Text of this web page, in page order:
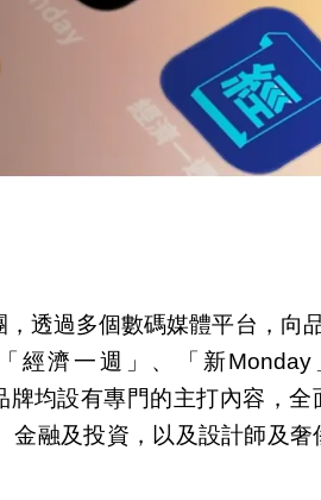
透過多個數碼媒體平台，
濟一週」、「新Monday
牌均設有專門的主打內容，
金融及投資，以及設計師及